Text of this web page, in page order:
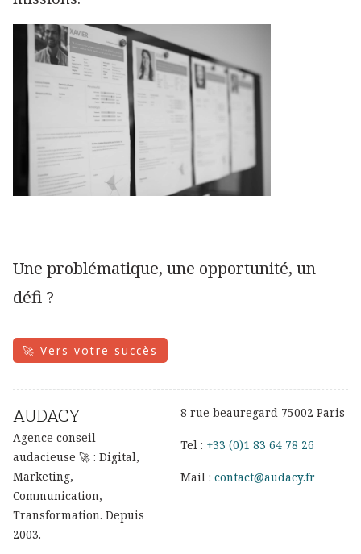
Une problématique, une opportunité, un
défi ?
🚀 Vers votre succès
AUDACY
Agence conseil
audacieuse 🚀 : Digital,
Marketing,
Communication,
Transformation. Depuis
2003.
8 rue beauregard 75002 Paris
Tel : +33 (0)1 83 64 78 26
Mail : contact@audacy.fr